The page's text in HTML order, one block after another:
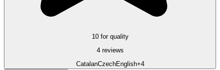
10 for quality
4 reviews
CatalanCzechEnglish+4